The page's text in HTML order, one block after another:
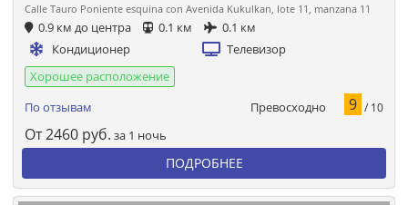
Calle Tauro Poniente esquina con Avenida Kukulkan, lote 11, manzana 11
0.9 км до центра 0.1 км
0.1 км
Кондиционер
Телевизор
Хорошее расположение
По отзывам
Превосходно 9 / 10
От2460 руб. за 1 ночь
ПОДРОБНЕЕ